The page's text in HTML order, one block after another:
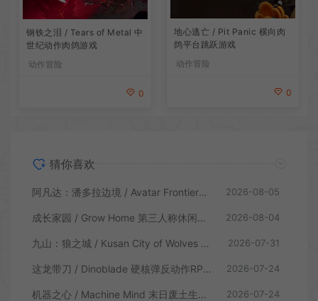
钢铁之泪 / Tears of Metal 中
世纪动作肉鸽游戏
动作冒险
0
地心逃亡 / Pit Panic 横向肉
鸽平台跳跃游戏
动作冒险
0
猜你喜欢
阿凡达：潘多拉边境 / Avatar Frontiers of Pandora 开放世界冒险游戏 2026-08-05
成长家园 / Grow Home 第三人称休闲动作游戏 2026-08-04
九山：狼之城 / Kusan City of Wolves 硬核俯视角动作游戏 2026-07-31
这龙带刀 / Dinoblade 硬核弹反动作RPG游戏 2026-07-24
机器之心 / Machine Mind 末日废土生存动作游戏 2026-07-24